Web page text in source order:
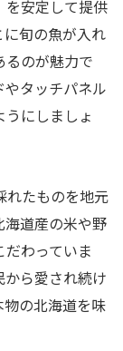
を安定して提供
旬の魚が入れ
るのが魅力で
タッチパネル
にしましょ
れたものを地元
海道産の米や野
わっていま
ら愛され続け
の北海道を味